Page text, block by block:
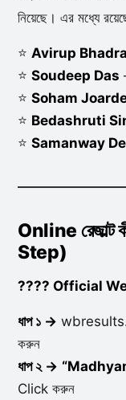
নিয়েছে। এর মধ্যে
⭐ Avirup Bhadra
⭐ Soudeep Das
⭐ Soham
⭐ Bedashruti
⭐ Samanway
Online রেজাল্ট
Step)
????️ Official
ধাপ ১ →
করুন
ধাপ ২ →
Click করুন